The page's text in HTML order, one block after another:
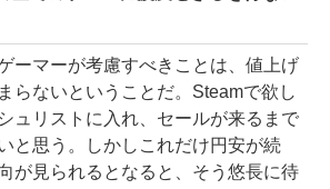
ーマーが考慮すべきことは、値上げ
らないということだ。Steamで欲し
ュリストに入れ、セールが来るまで
と思う。しかしこれだけ円安が続
が見られるとなると、そう悠長に待